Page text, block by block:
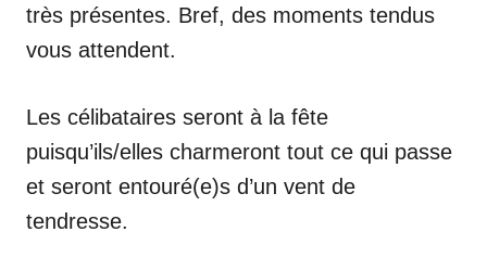
très présentes. Bref, des moments tendus
vous attendent.
Les célibataires seront à la fête
puisqu’ils/elles charmeront tout ce qui passe
et seront entouré(e)s d’un vent de
tendresse.